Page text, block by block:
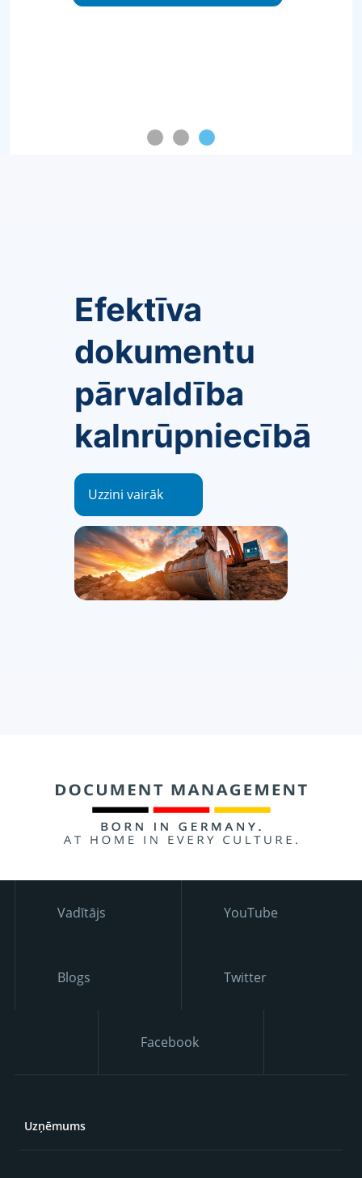
Efektīva
dokumentu
pārvaldība
kalnrūpniecībā
Uzzini vairāk
Vadītājs YouTube
Blogs Twitter
Facebook
Uzņēmums